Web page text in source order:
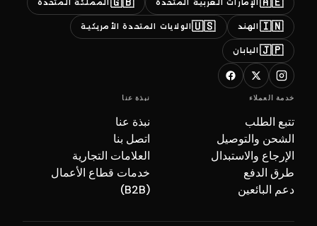
الإمارات العربية المتحدة المملكة المتحدة
🇮🇳 الهند 🇺🇸الولايات المتحدة الأمريكية
🇯🇵 اليابان
خدمة العملاء
تتبع الطلب
الشحن والتوصيل
الإرجاع والاستبدال
طرق الدفع
دعم البائعين
نبذة عنا
نبذة عنا
اتصل بنا
العلامات التجارية
خدمات قطاع الأعمال
(B2B)